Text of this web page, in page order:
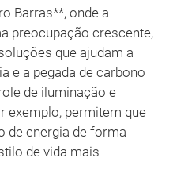
Barras**, onde a
preocupação crescente,
que ajudam a
e a pegada de carbono
de iluminação e
exemplo, permitem que
de energia de forma
de vida mais